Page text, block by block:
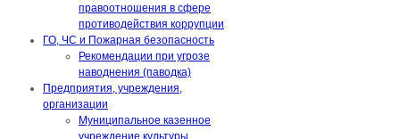
правоотношения в сфере
противодействия коррупции
ГО, ЧС и Пожарная безопасность
Рекомендации при угрозе
наводнения (паводка)
Предприятия, учреждения,
организации
Муниципальное казенное
учреждение культуры